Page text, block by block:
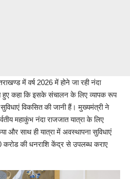
में वर्ष 2026 में होने जा रही नंदा
हुए कहा कि इसके संचालन के लिए व्यापक रूप
विकसित की जानी हैं। मुख्यमंत्री ने
महाकुंभ नंदा राजजात यात्रा के लिए
और साथ ही यात्रा में अवस्थापना सुविधाएं
करोड की धनराशि केंद्र से उपलब्ध कराए